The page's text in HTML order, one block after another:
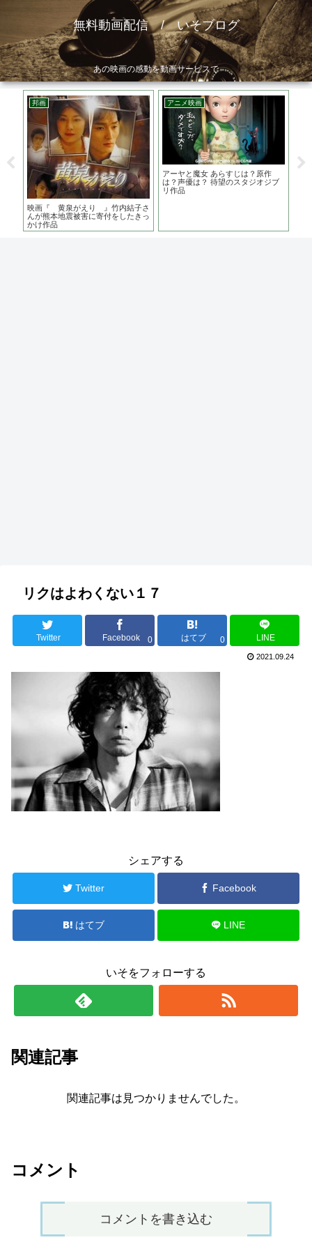
無料動画配信 / いそブログ
あの映画の感動を動画サービスで
邦画
映画『 黄泉がえり 』竹内結子さ
んが熊本地震被害に寄付をしたきっ
かけ作品
アニメ映画
アーヤと魔女 あらすじは？原作
は？声優は？ 待望のスタジオジブ
リ作品
リクはよわくない１７
Twitter Facebook 0 はてブ 0 LINE
2021.09.24
シェアする
Twitter Facebook
はてブ LINE
いそをフォローする
関連記事
関連記事は見つかりませんでした。
コメント
コメントを書き込む